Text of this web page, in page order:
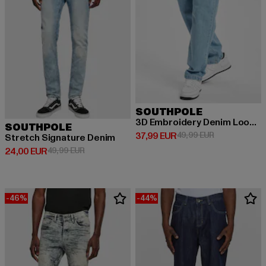
SOUTHPOLE
Stretch Signature Denim
24,00 EUR
Derzeitiger Preis: 24,00 EUR
49,99 EURAktionspreis: 49,99 EUR
SOUTHPOLE
3D Embroidery Denim Loose Fit
37,99 EUR
Derzeitiger Preis: 37,99 EUR
49,99 EURAktionspreis:
-46% -44%